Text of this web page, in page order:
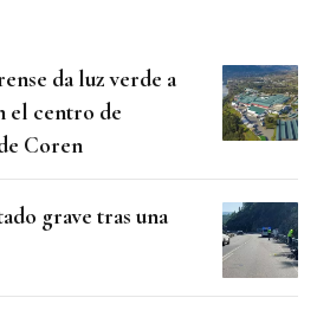
da luz verde a
el centro de
Coren
grave tras una